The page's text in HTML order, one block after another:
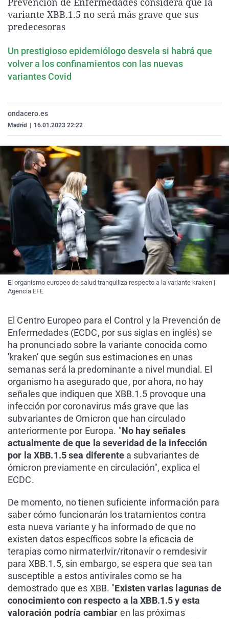
La rosa de los vientos
Caso
Operación Viuda
Extremadura
Navarra
Virales
variante XBB.1.5 no será más grave que sus
predecesoras
Un prestigioso epidemiólogo desvela si habrá que
volver a los confinamientos con las nuevas
variantes Covid
ondacero.es
Madrid 16.01.2023 22:22
El organismo europeo de salud tranquiliza respecto a la variante kraken |
Agencia EFE
El Centro Europeo para el Control y la Prevención de
Enfermedades (ECDC, por sus siglas en inglés) se
ha pronunciado sobre la variante conocida como
'kraken' que según sus estimaciones en unas
semanas será la predominante a nivel mundial. El
organismo ha asegurado que, por ahora, no hay
señales que indiquen que XBB.1.5 provoque una
infección por coronavirus más grave que las
subvariantes de Omicron que han circulado
anteriormente por Europa. "No hay señales
actualmente de que la severidad de la infección
por la XBB.1.5 sea diferentea subvariantes de
ómicron previamente en circulación", explica el
ECDC.
De momento, no tienen suficiente información para
saber cómo funcionarán los tratamientos contra
esta nueva variante y ha informado de que no
existen datos específicos sobre la eficacia de
terapias como nirmaterlvir/ritonavir o remdesivir
para XBB.1.5, sin embargo, se espera que sea tan
susceptible a estos antivirales como se ha
demostrado que es XBB. "Existen varias lagunas de
conocimiento con respecto a la XBB.1.5 y esta
valoración podría cambiar en las próximas